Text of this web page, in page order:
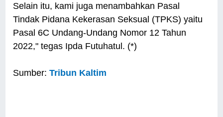
Selain itu, kami juga menambahkan Pasal
Tindak Pidana Kekerasan Seksual (TPKS) yaitu
Pasal 6C Undang-Undang Nomor 12 Tahun
2022," tegas Ipda Futuhatul. (*)
Sumber:Tribun Kaltim